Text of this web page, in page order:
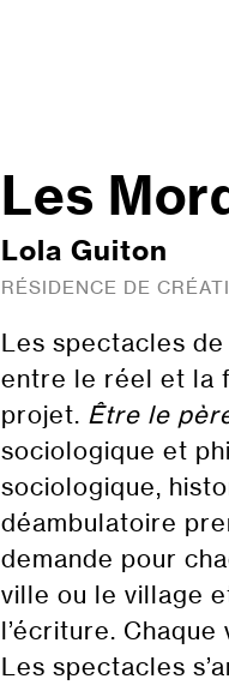
Les
Lola Guiton
RÉSIDENCE DE
Les spectacles
entre le réel et la
projet. Être le
sociologique et
sociologique,
déambulatoire
demande pour
ville ou le village
l’écriture.
Les spectacles